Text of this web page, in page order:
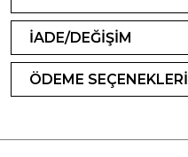
İADE/DEĞİŞİM
ÖDEME SEÇENEKLERİ